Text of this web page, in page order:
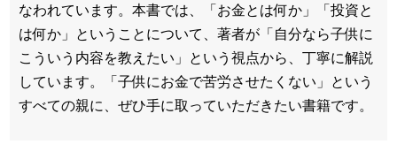
なわれています。本書では、「お金とは何か」「投資と
は何か」ということについて、著者が「自分なら子供に
こういう内容を教えたい」という視点から、丁寧に解説
しています。「子供にお金で苦労させたくない」という
すべての親に、ぜひ手に取っていただきたい書籍です。